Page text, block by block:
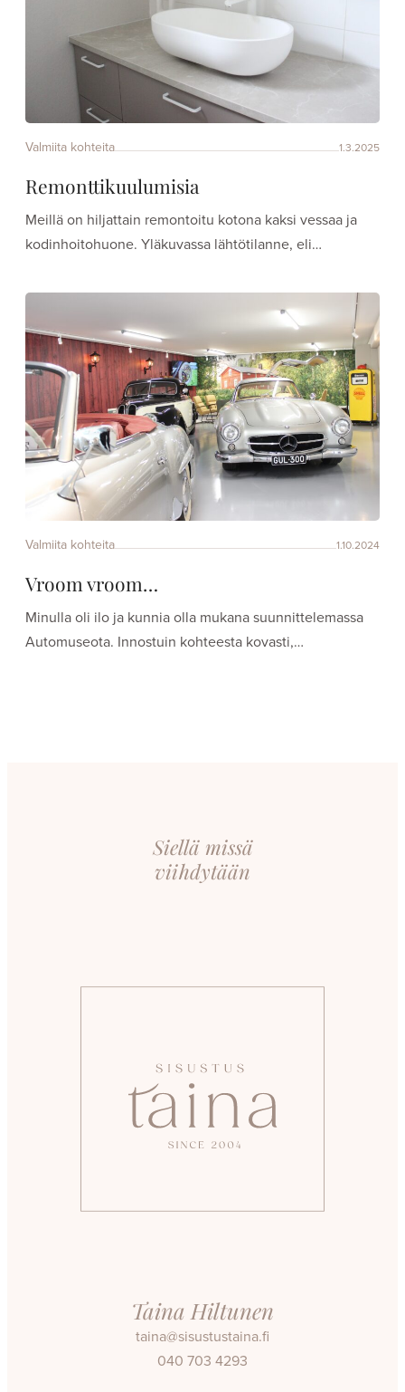
Valmiita kohteita 1.3.2025
Remonttikuulumisia
Meillä on hiljattain remontoitu kotona kaksi vessaa ja
kodinhoitohuone. Yläkuvassa lähtötilanne, eli…
Valmiita kohteita 1.10.2024
Vroom vroom…
Minulla oli ilo ja kunnia olla mukana suunnittelemassa
Automuseota. Innostuin kohteesta kovasti,…
Siellä missä
viihdytään
Taina Hiltunen
taina@sisustustaina.fi
040 703 4293